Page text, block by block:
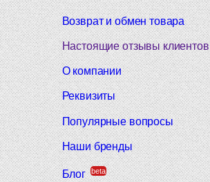
Возврат и обмен товара
Настоящие отзывы клиентов
О компании
Реквизиты
Популярные вопросы
Наши бренды
Блог beta